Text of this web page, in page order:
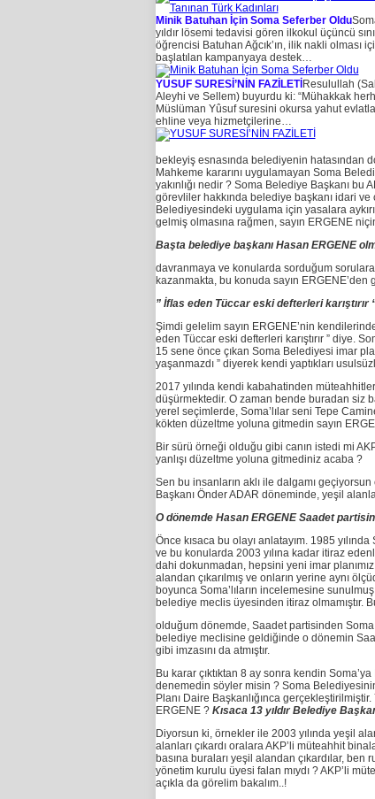
Minik Batuhan İçin Soma Seferber Oldu
yıldır lösemi tedavisi gören ilkokul üçüncü
öğrencisi Batuhan Ağcık’ın, ilik nakli olması
başlatılan kampanyaya destek…
YUSUF SURESİ’NİN FAZİLETİ Resulullah
Aleyhi ve Sellem) buyurdu ki: “Mühakkak
Müslüman Yûsuf suresini okursa yahut
ehline veya hizmetçilerine…
bekleyiş esnasında belediyenin hatasından
Mahkeme kararını uygulamayan Soma
yakınlığı nedir ? Soma Belediye Başkanı
görevliler hakkında belediye başkanı idari ve
Belediyesindeki uygulama için yasalara
gelmiş olmasına rağmen, sayın ERGENE
Başta belediye başkanı Hasan ERGENE
davranmaya ve konularda sorduğum
kazanmakta, bu konuda sayın
” İflas eden Tüccar eski defterleri karıştırır
Şimdi gelelim sayın ERGENE’nin
eden Tüccar eski defterleri karıştırır ” diye.
15 sene önce çıkan Soma Belediyesi imar
yaşanmazdı ” diyerek kendi yaptıkları
2017 yılında kendi kabahatinden
düşürmektedir. O zaman bende buradan siz
yerel seçimlerde, Soma’lılar seni Tepe
kökten düzeltme yoluna gitmedin sayın
Bir sürü örneği olduğu gibi canın istedi mi
yanlışı düzeltme yoluna gitmediniz acaba ?
Sen bu insanların aklı ile dalgamı
Başkanı Önder ADAR döneminde, yeşil
O dönemde Hasan ERGENE Saadet
Önce kısaca bu olayı anlatayım. 1985
ve bu konularda 2003 yılına kadar itiraz
dahi dokunmadan, hepsini yeni imar
alandan çıkarılmış ve onların yerine aynı
boyunca Soma’lıların incelemesine
belediye meclis üyesinden itiraz olmamıştır.
olduğum dönemde, Saadet partisinden
belediye meclisine geldiğinde o dönemin
gibi imzasını da atmıştır.
Bu karar çıktıktan 8 ay sonra kendin
denemedin söyler misin ? Soma Belediyesinin
Planı Daire Başkanlığınca
ERGENE ? Kısaca 13 yıldır Belediye
Diyorsun ki, örnekler ile 2003 yılında yeşil
alanları çıkardı oralara AKP’li müteahhit
basına buraları yeşil alandan çıkardılar,
yönetim kurulu üyesi falan mıydı ? AKP’li
açıkla da görelim bakalım..!